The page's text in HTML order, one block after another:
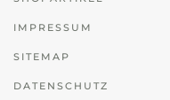
IMPRESSUM
SITEMAP
DATENSCHUTZ